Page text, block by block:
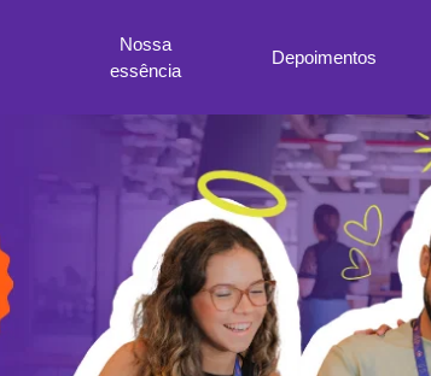
Nossa
essência
Depoimentos